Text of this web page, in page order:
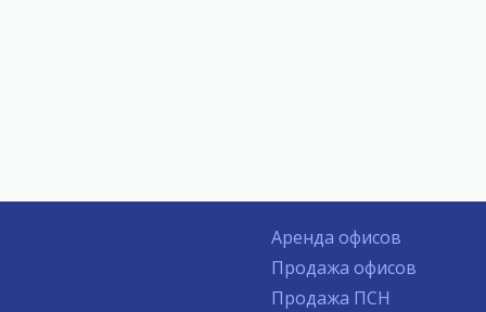
Аренда офисов
Продажа офисов
Продажа ПСН